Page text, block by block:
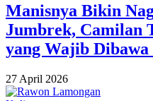
Manisnya Bikin
Jumbrek, Camilan
yang Wajib Dibawa
27 April 2026